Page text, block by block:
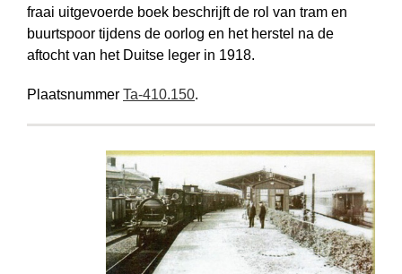
fraai uitgevoerde boek beschrijft de rol van tram en
buurtspoor tijdens de oorlog en het herstel na de
aftocht van het Duitse leger in 1918.
Plaatsnummer Ta-410.150.